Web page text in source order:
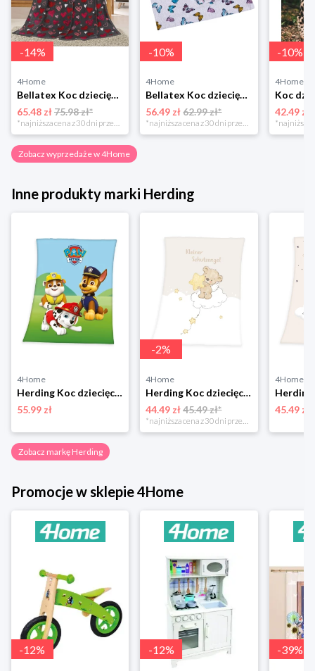
-14%
4Home
Bellatex Koc dziecięcy Ella Serduszka, 100 x 155 cm
65.48 zł75.98 zł*
*najniższa cena z 30 dni przed obniżką
-10%
4Home
Bellatex Koc dziecięcy Bára Butterfly różowy, 75 x 100 cm
56.49 zł 62.99 zł*
*najniższa cena z 30 dni przed obniżką
-10%
4Home
42.49 zł
Zobacz wyprzedaże w 4Home
Inne produkty marki Herding
4Home
Herding Koc dziecięcy Psi Patrol Rubble, Marshall a Chase, 130 x 160 cm
55.99 zł
-2%
4Home
Herding Koc dziecięcy Kleiner schutzengel, 75 x 100 cm
44.49 zł 45.49 zł*
4Home
45.49 zł
Zobacz markę Herding
Promocje w sklepie 4Home
-12% -12% -39%